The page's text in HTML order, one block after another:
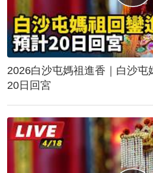
2026白沙屯媽祖進香｜白沙
20日回宮